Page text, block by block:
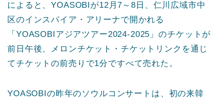
によると、YOASOBIが12月7～8日、仁川広域市中
区のインスパイア・アリーナで開かれる
「YOASOBIアジアツアー2024-2025」のチケットが
前日午後、メロンチケット・チケットリンクを通じ
てチケットの前売りで1分ですべて売れた。
YOASOBIの昨年のソウルコンサートは、初の来韓